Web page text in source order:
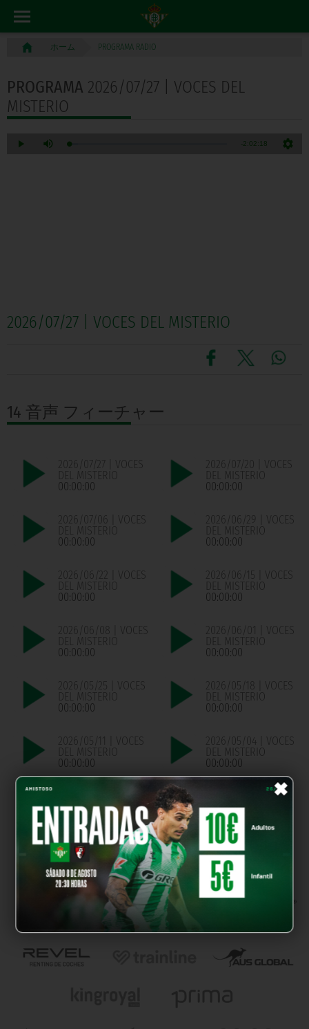
×
ホーム PROGRAMA RADIO
PROGRAMA 2026/07/27 | VOCES DEL
MISTERIO
2026/07/27 | VOCES DEL MISTERIO
14 音声 フィーチャー
2026/07/27 | VOCES
DEL MISTERIO
00:00:00
2026/07/20 | VOCES
DEL MISTERIO
00:00:00
2026/07/06 | VOCES
DEL MISTERIO
00:00:00
2026/06/29 | VOCES
DEL MISTERIO
00:00:00
2026/06/22 | VOCES
DEL MISTERIO
00:00:00
2026/06/15 | VOCES
DEL MISTERIO
00:00:00
2026/06/08 | VOCES
DEL MISTERIO
00:00:00
2026/06/01 | VOCES
DEL MISTERIO
00:00:00
2026/05/25 | VOCES
DEL MISTERIO
00:00:00
2026/05/18 | VOCES
DEL MISTERIO
00:00:00
2026/05/11 | VOCES
DEL MISTERIO
00:00:00
2026/05/04 | VOCES
DEL MISTERIO
00:00:00
DEL MISTERIO
00:00:00
2026/04/13 | VOCES
DEL MISTERIO
00:00:00
パートナー